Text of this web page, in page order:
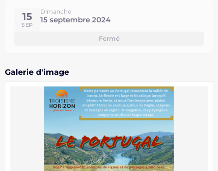
15
SEP
Dimanche
15 septembre 2024
Fermé
Galerie d'image